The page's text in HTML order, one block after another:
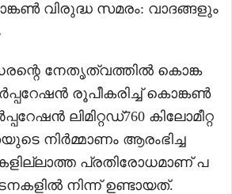
വിരുദ്ധ സമരം: വാദങ്ങളും
നേതൃത്വത്തിൽ കൊങ്ക
രൂപീകരിച്ച് കൊങ്കൺ
ലിമിറ്റഡ്760 കിലോമീറ്റ
നിർമ്മാണം ആരംഭിച്ച
പ്രതിരോധമാണ് പ
നിന്ന് ഉണ്ടായത്.